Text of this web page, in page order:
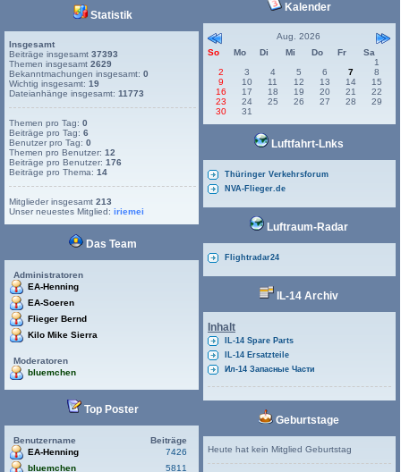
Statistik
Insgesamt
Beiträge insgesamt 37393
Themen insgesamt 2629
Bekanntmachungen insgesamt: 0
Wichtig insgesamt: 19
Dateianhänge insgesamt: 11773
Themen pro Tag: 0
Beiträge pro Tag: 6
Benutzer pro Tag: 0
Themen pro Benutzer: 12
Beiträge pro Benutzer: 176
Beiträge pro Thema: 14
Mitglieder insgesamt 213
Unser neuestes Mitglied: iriemei
Das Team
Administratoren
EA-Henning
EA-Soeren
Flieger Bernd
Kilo Mike Sierra
Moderatoren
bluemchen
Top Poster
Benutzername
Beiträge
EA-Henning
7426
bluemchen
5811
Kalender
Aug. 2026
So
Mo Di Mi Do Fr
Sa
1
2
3 4 5 6 7
8
9
10 11 12 13 14
15
16
17 18 19 20 21
22
23
24 25 26 27 28
29
30
31
Luftfahrt-Lnks
Thüringer Verkehrsforum
NVA-Flieger.de
Luftraum-Radar
Flightradar24
IL-14 Archiv
Inhalt
IL-14 Spare Parts
IL-14 Ersatzteile
Ил-14 Запасные Части
Geburtstage
Heute hat kein Mitglied Geburtstag